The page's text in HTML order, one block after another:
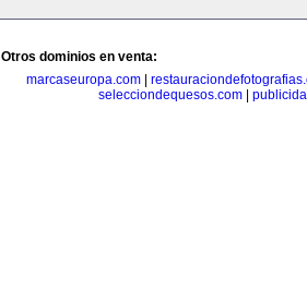
Otros dominios en venta:
marcaseuropa.com|
selecciondequesos.com|